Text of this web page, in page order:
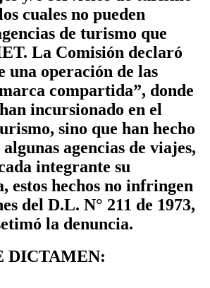
cuales no pueden
de turismo que
La Comisión declaró
una operación de las
compartida”, donde
incursionado en el
sino que han hecho
agencias de viajes,
integrante su
estos hechos no infringen
del D.L. N° 211 de 1973,
la denuncia.
DICTAMEN: